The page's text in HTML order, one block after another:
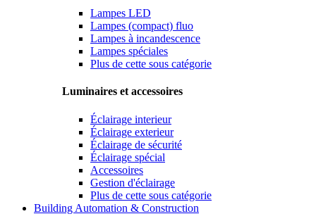
Lampes LED
Lampes (compact) fluo
Lampes à incandescence
Lampes spéciales
Plus de cette sous catégorie
Luminaires et accessoires
Éclairage interieur
Éclairage exterieur
Éclairage de sécurité
Éclairage spécial
Accessoires
Gestion d'éclairage
Plus de cette sous catégorie
Building Automation & Construction